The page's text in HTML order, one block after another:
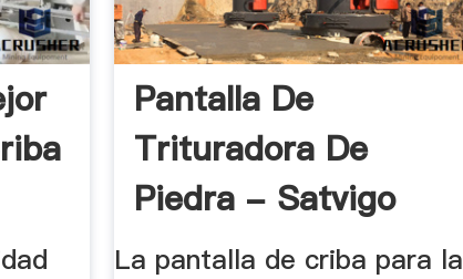
Pantalla De
Trituradora De
Piedra - Satvigo
La pantalla de criba para la